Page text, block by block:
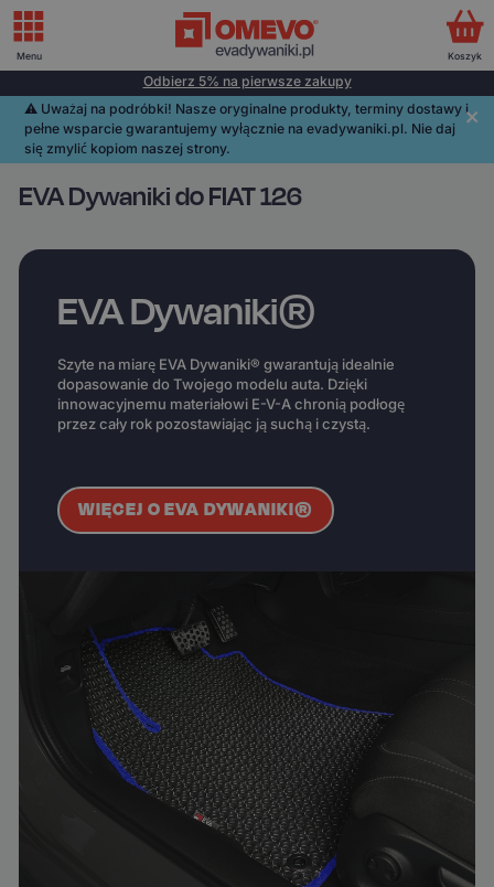
Odbierz 5% na pierwsze zakupy
⚠️️ Uważaj na podróbki! Nasze oryginalne produkty, terminy dostawy i
pełne wsparcie gwarantujemy wyłącznie na evadywaniki.pl. Nie daj
się zmylić kopiom naszej strony.
EVA Dywaniki do FIAT 126
EVA Dywaniki®
Szyte na miarę EVA Dywaniki® gwarantują idealnie
dopasowanie do Twojego modelu auta. Dzięki
innowacyjnemu materiałowi E-V-A chronią podłogę
przez cały rok pozostawiając ją suchą i czystą.
WIĘCEJ O EVA DYWANIKI®
Menu Koszyk